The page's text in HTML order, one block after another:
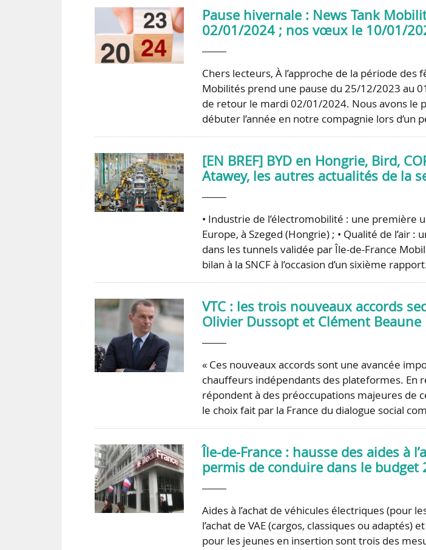
Pause hivernale : News Tank
02/01/2024 ; nos vœux le 10/01/
Chers lecteurs, À l’approche de la période des
Mobilités prend une pause du 25/12/2023 au
de retour le mardi 02/01/2024. Nous avons le
débuter l’année en notre compagnie lors d’un
[EN BREF] BYD en Hongrie, Bird,
Atawey, les autres actualités de la
• Industrie de l’électromobilité : une première
Europe, à Szeged (Hongrie) ; • Qualité de l’air :
dans les tunnels validée par Île-de-France
bilan à la SNCF à l’occasion d’un sixième
VTC : les trois nouveaux accords
Olivier Dussopt et Clément Beaune
« Ces nouveaux accords sont une avancée
chauffeurs indépendants des plateformes. En
répondent à des préoccupations majeures de
le choix fait par la France du dialogue social
Île-de-France : hausse des aides à
permis de conduire dans le budget
Aides à l’achat de véhicules électriques (pour
l’achat de VAE (cargos, classiques ou adaptés)
pour les jeunes en insertion sont trois des